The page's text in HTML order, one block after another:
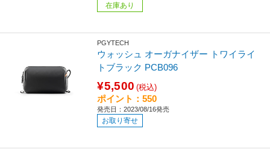
在庫あり
PGYTECH
ウォッシュ オーガナイザー トワイライ
トブラック PCB096
¥5,500 (税込)
ポイント：550
発売日：2023/08/16発売
お取り寄せ